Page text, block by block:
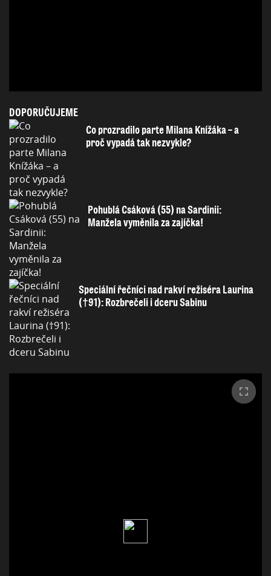
DOPORUČUJEME
Co prozradilo parte Milana Knížáka – a
proč vypadá tak nezvykle?
Pohublá Csáková (55) na Sardinii:
Manžela vyměnila za zajíčka!
Speciální řečníci nad rakví režiséra Laurina
(†91): Rozbrečeli i dceru Sabinu